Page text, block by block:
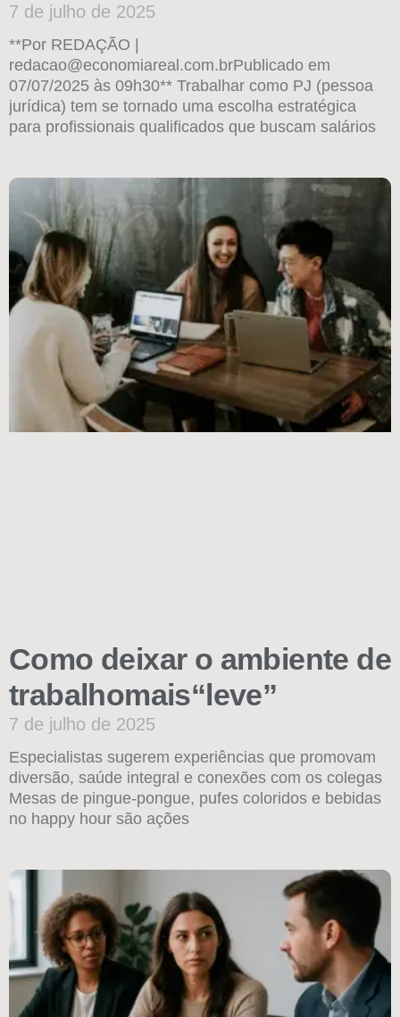
7 de julho de 2025
**Por REDAÇÃO |
redacao@economiareal.com.brPublicado em
07/07/2025 às 09h30** Trabalhar como PJ (pessoa
jurídica) tem se tornado uma escolha estratégica
para profissionais qualificados que buscam salários
Como deixar o ambiente de
trabalhomais“leve”
7 de julho de 2025
Especialistas sugerem experiências que promovam
diversão, saúde integral e conexões com os colegas
Mesas de pingue-pongue, pufes coloridos e bebidas
no happy hour são ações